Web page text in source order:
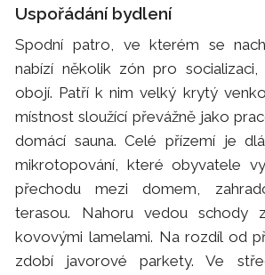
Uspořádání bydlení
Spodní patro, ve kterém se
nabízí několik zón pro
obojí. Patří k nim velký krytý
místnost sloužící převážně jako
domácí sauna. Celé přízemí je
mikrotopování, které obyvatele
přechodu mezi domem,
terasou. Nahoru vedou schody
kovovými lamelami. Na rozdíl od
zdobí javorové parkety. Ve